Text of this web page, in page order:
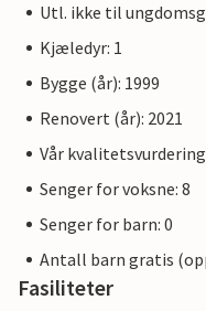
Utl. ikke til
Kjæledyr: 1
Bygge (år): 1999
Renovert (år): 2021
Vår
Senger for voksne: 8
Senger for barn: 0
Antall barn gratis
Fasiliteter